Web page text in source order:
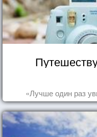
«Лучше один раз